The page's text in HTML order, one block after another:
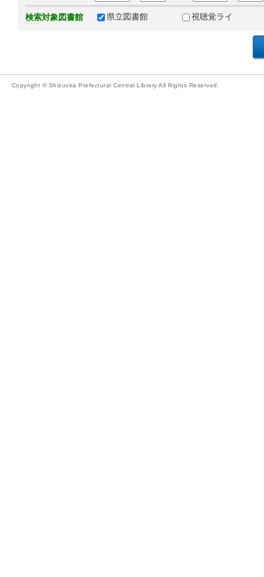
検索対象図書館 県立図書館 視聴覚ライ
Copyright © Shizuoka Prefectural Central Library All Rights Reserved.